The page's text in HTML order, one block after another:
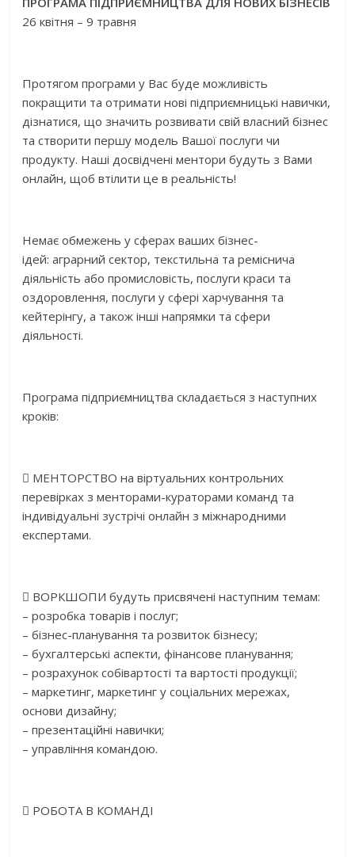
26 квітня – 9 травня
Протягом програми у Вас буде можливість
покращити та отримати нові підприємницькі навички,
дізнатися, що значить розвивати свій власний бізнес
та створити першу модель Вашої послуги чи
продукту. Наші досвідчені ментори будуть з Вами
онлайн, щоб втілити це в реальність!
Немає обмежень у сферах ваших бізнес-
ідей: аграрний сектор, текстильна та реміснича
діяльність або промисловість, послуги краси та
оздоровлення, послуги у сфері харчування та
кейтерінгу, а також інші напрямки та сфери
діяльності.
Програма підприємництва складається з наступних
кроків:
 МЕНТОРСТВО на віртуальних контрольних
перевірках з менторами-кураторами команд та
індивідуальні зустрічі онлайн з міжнародними
експертами.
 ВОРКШОПИ будуть присвячені наступним темам:
– розробка товарів і послуг;
– бізнес-планування та розвиток бізнесу;
– бухгалтерські аспекти, фінансове планування;
– розрахунок собівартості та вартості продукції;
– маркетинг, маркетинг у соціальних мережах,
основи дизайну;
– презентаційні навички;
– управління командою.
 РОБОТА В КОМАНДІ